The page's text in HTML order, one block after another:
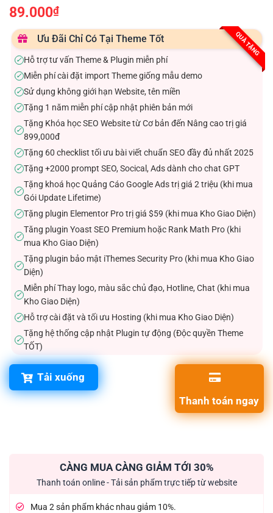
Được
xếp
0.0
5
sao
89.000₫
QUÀ TẶNG
Ưu Đãi Chỉ Có Tại Theme Tốt
✓Hỗ trợ tư vấn Theme & Plugin miễn phí
✓Miễn phí cài đặt import Theme giống mẫu demo
✓Sử dụng không giới hạn Website, tên miền
✓Tặng 1 năm miễn phí cập nhật phiên bản mới
✓
Tặng Khóa học SEO Website từ Cơ bản đến Nâng cao trị giá
899,000đ
✓Tặng 60 checklist tối ưu bài viết chuẩn SEO đầy đủ nhất 2025
✓Tặng +2000 prompt SEO, Socical, Ads dành cho chat GPT
✓
Tặng khoá học Quảng Cáo Google Ads trị giá 2 triệu (khi mua
Gói Update Lifetime)
✓Tặng plugin Elementor Pro trị giá $59 (khi mua Kho Giao Diện)
✓
Tăng plugin Yoast SEO Premium hoặc Rank Math Pro (khi
mua Kho Giao Diện)
✓
Tặng plugin bảo mật iThemes Security Pro (khi mua Kho Giao
Diện)
✓
Miễn phí Thay logo, màu sắc chủ đạo, Hotline, Chat (khi mua
Kho Giao Diện)
✓Hỗ trợ cài đặt và tối ưu Hosting (khi mua Kho Giao Diện)
✓
Tặng hệ thống cập nhật Plugin tự động (Độc quyền Theme
TỐT)
Tải xuống
Thanh toán ngay
CÀNG MUA CÀNG GIẢM TỚI 30%
Thanh toán online - Tải sản phẩm trực tiếp từ website
Mua 2 sản phẩm khác nhau giảm 10%.